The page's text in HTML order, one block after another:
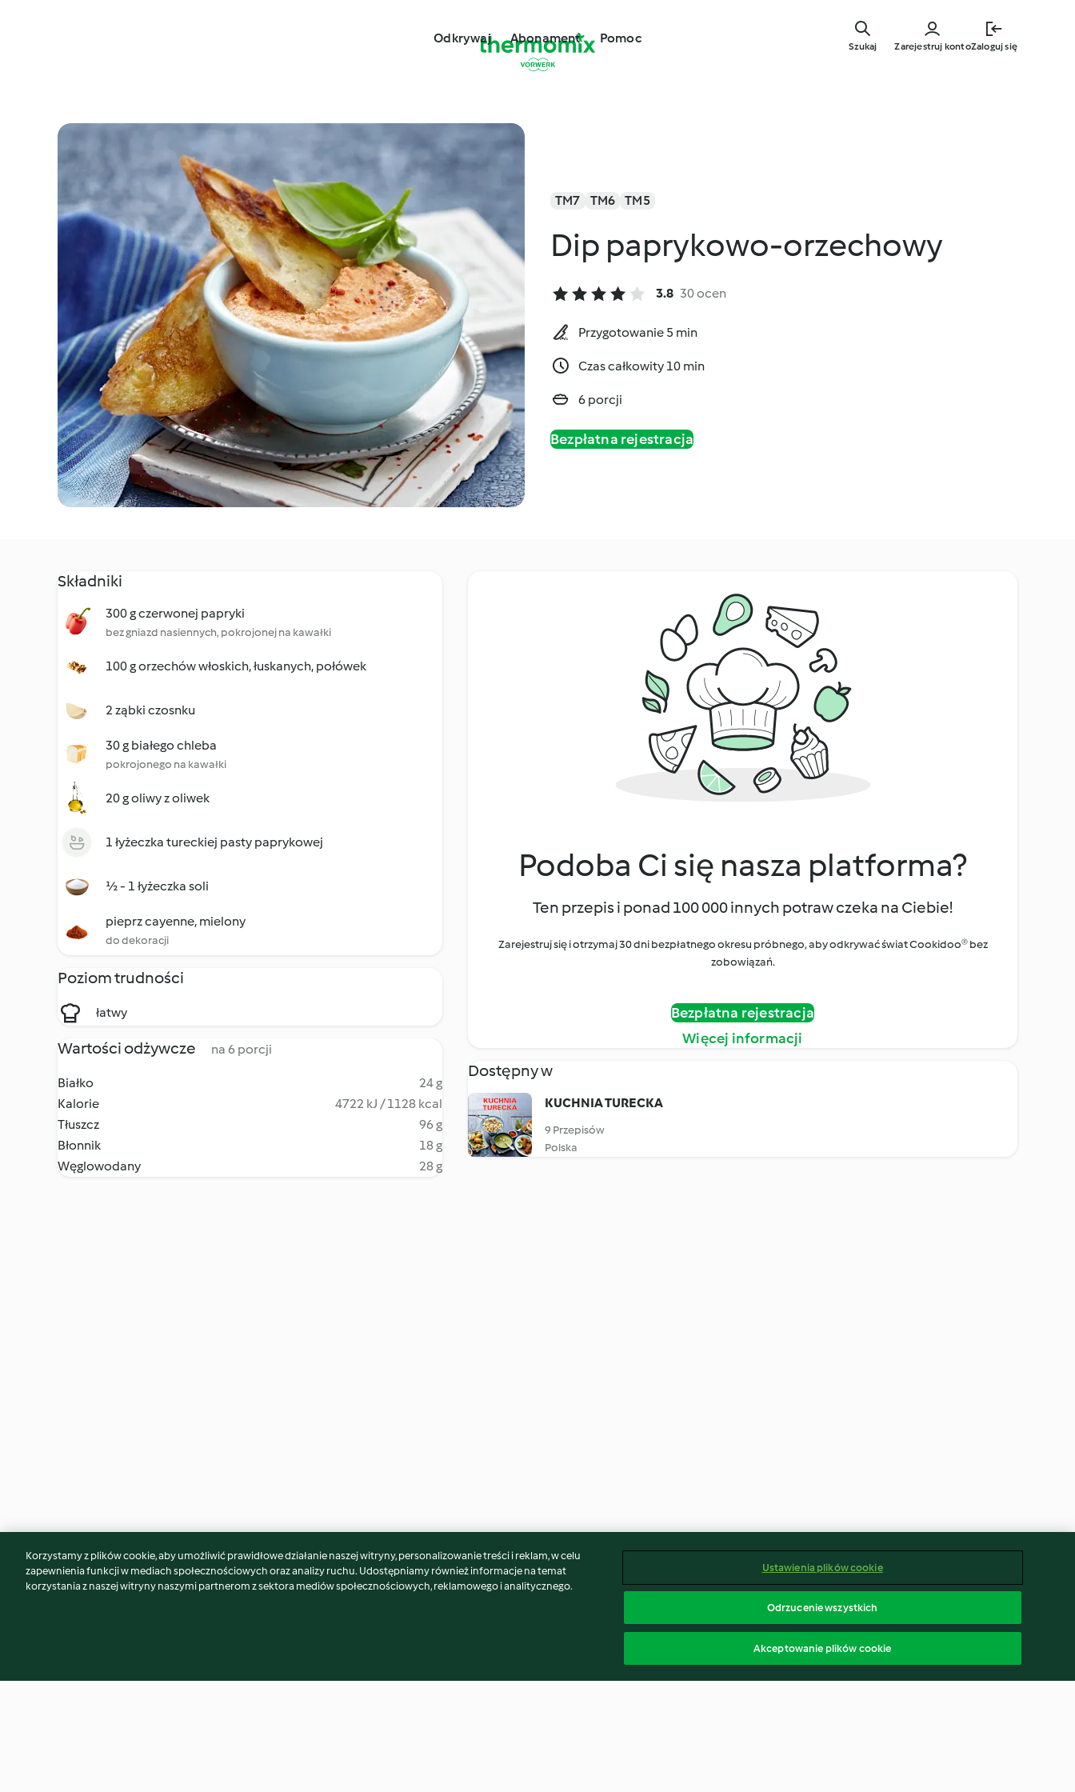
głównej
Odkrywaj Abonament Pomoc
Zarejestruj kontoZaloguj się
Szukaj
TM7 TM6 TM5
Dip paprykowo-orzechowy
3.8 30 ocen
Przygotowanie 5 min
Czas całkowity 10 min
6 porcji
Bezpłatna rejestracja
Składniki
300 g czerwonej papryki
bez gniazd nasiennych, pokrojonej na kawałki
100 g orzechów włoskich, łuskanych, połówek
2 ząbki czosnku
30 g białego chleba
pokrojonego na kawałki
20 g oliwy z oliwek
1 łyżeczka tureckiej pasty paprykowej
½ - 1 łyżeczka soli
pieprz cayenne, mielony
do dekoracji
Poziom trudności
łatwy
Wartości odżywcze na 6 porcji
Białko
24 g
Kalorie
4722 kJ / 1128 kcal
Tłuszcz
96 g
Błonnik
18 g
Węglowodany
28 g
Podoba Ci się nasza platforma?
Ten przepis i ponad 100 000 innych potraw czeka na Ciebie!
Zarejestruj się i otrzymaj 30 dni bezpłatnego okresu próbnego, aby odkrywać świat Cookidoo® bez
zobowiązań.
Bezpłatna rejestracja
Więcej informacji
Dostępny w
KUCHNIA TURECKA
9 Przepisów
Polska
Może spodoba Ci się również...
Korzystamy z plików cookie, aby umożliwić prawidłowe działanie naszej witryny, personalizowanie treści i reklam, w celu
zapewnienia funkcji w mediach społecznościowych oraz analizy ruchu. Udostępniamy również informacje na temat
korzystania z naszej witryny naszymi partnerom z sektora mediów społecznościowych, reklamowego i analitycznego.
Ustawienia plików cookie
Odrzucenie wszystkich
Akceptowanie plików cookie